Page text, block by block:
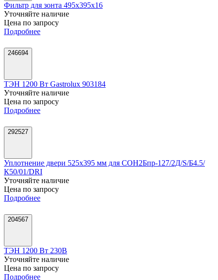
Фильтр для зонта 495х395х16
Уточняйте наличие
Цена по запросу
Подробнее
246694
ТЭН 1200 Вт Gastrolux 903184
Уточняйте наличие
Цена по запросу
Подробнее
292527
Уплотнение двери 525х395 мм для СОН2Бпр-127/2Д/S/Б4.5/
К50/01/DRI
Уточняйте наличие
Цена по запросу
Подробнее
204567
ТЭН 1200 Вт 230В
Уточняйте наличие
Цена по запросу
Подробнее